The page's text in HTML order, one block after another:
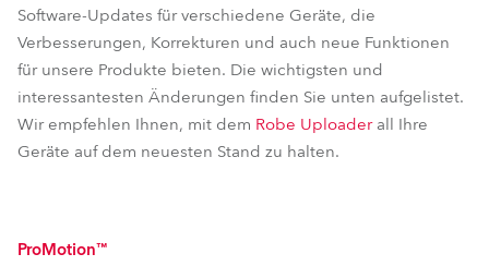
Software-Updates für verschiedene Geräte, die
Verbesserungen, Korrekturen und auch neue Funktionen
für unsere Produkte bieten. Die wichtigsten und
interessantesten Änderungen finden Sie unten aufgelistet.
Wir empfehlen Ihnen, mit dem Robe Uploaderall Ihre
Geräte auf dem neuesten Stand zu halten.
ProMotion™